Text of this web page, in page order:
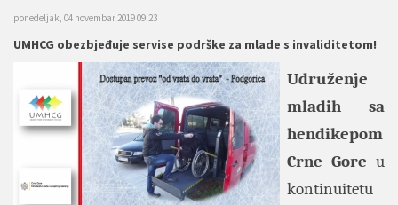
ponedeljak, 04 novembar 2019 09:23
UMHCG obezbjeđuje servise podrške za mlade s invaliditetom!
Udruženje
mladih sa
hendikepom
Crne Gore u
kontinuitetu